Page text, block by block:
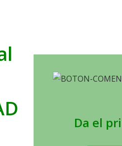
Da el